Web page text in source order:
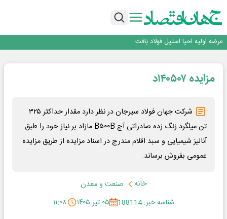
بانک ملت در رتبه نخست پرداخت تسهیلات ازدواج و فرزندآوری قرار گرفت
نمایشگاهی برگزار می‌شود
عرضه اولیه احیا استیل فولاد بافت
ورق گرم مبارکه به پروژه های انتقال آب رسید
بانک ملت در رتبه نخست پرداخت تسهیلات ازدواج و فرزندآوری قرار گرفت
بازگشت فرش ماشینی به اصفهان پس از هفت سال؛ دو نمایشگاه تخصصی در شهر
مزایده ۱۴۰۵۰۷د
شرکت جهان فولاد سیرجان در نظر دارد مقدار حداکثر ۳۲۵
تن میلگرد زنگ زده صادراتی آج B۵۰۰B مازاد بر نیاز خود را طبق
آنالیز شیمیایی و سبد اقلام مندرج در اسناد مزایده از طریق مزایده
عمومی بفروش برساند.
خانه
صنعت و معدن
شناسه خبر: 188114
۰۵ تیر ۱۴۰۵ ۱۱:۰۸